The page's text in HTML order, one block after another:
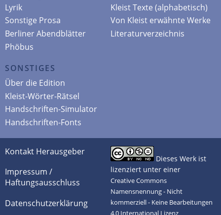
Lyrik
Sonstige Prosa
Berliner Abendblätter
Phöbus
Kleist Texte (alphabetisch)
Von Kleist erwähnte Werke
Literaturverzeichnis
SONSTIGES
Über die Edition
Kleist-Wörter-Rätsel
Handschriften-Simulator
Handschriften-Fonts
Kontakt Herausgeber
Impressum /
Haftungsausschluss
Datenschutzerklärung
Dieses Werk ist
lizenziert unter einer
Creative Commons
Namensnennung - Nicht
kommerziell - Keine Bearbeitungen
4.0 International Lizenz